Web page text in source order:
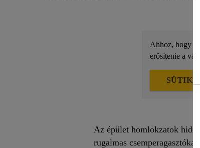
Ahhoz, hogy
erősítenie a
SÜTIK
Az épület homlokzatok
rugalmas